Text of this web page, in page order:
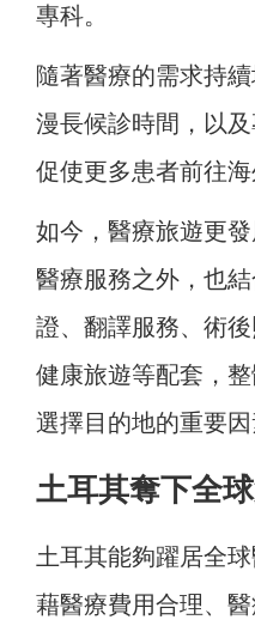
專科。
隨著醫療的需求持
漫長候診時間，以
促使更多患者前往海
如今，醫療旅遊更
醫療服務之外，也
證、翻譯服務、術
健康旅遊等配套，
選擇目的地的重要因
土耳其奪下全
土耳其能夠躍居全
藉醫療費用合理、